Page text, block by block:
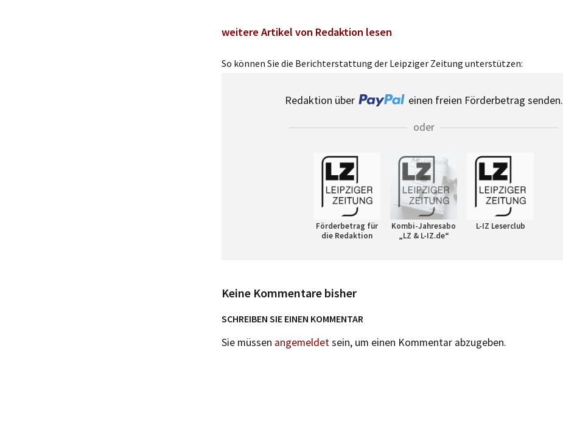
weitere Artikel von Redaktion lesen
So können Sie die Berichterstattung der Leipziger Zeitung unterstützen:
Redaktion über
einen freien Förderbetrag senden.
oder
Förderbetrag für
die Redaktion
Kombi-Jahresabo
„LZ & L-IZ.de“
L-IZ Leserclub
Keine Kommentare bisher
SCHREIBEN SIE EINEN KOMMENTAR
Sie müssen angemeldetsein, um einen Kommentar abzugeben.